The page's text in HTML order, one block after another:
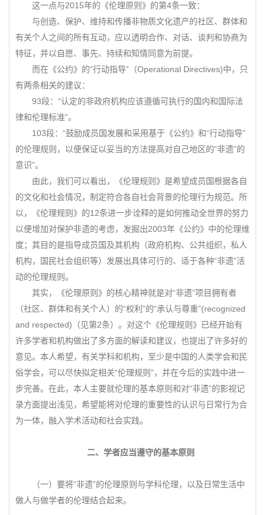
这一点与2015年的《伦理原则》的第4条一致：
与创造、保护、维持和传播非物质文化遗产的社区、群体和
有关个人之间的所有互动，应以透明合作、对话、谈判和协商为
特征，并以自愿、事先、持续和知情同意为前提。
而在《公约》的“行动指导”（Operational Directives)中，只
有两条相关的建议：
93段：“认定的非政府机构应该遵循可执行的国内和国际法
律和伦理标准”。
103段：“鼓励成员国发展和采用基于《公约》和“行动指导”
的伦理规则，以便保证以妥当的方法提高对自己地区的“非遗”的
意识”。
由此，我们可以看出，《伦理规则》是希望成员国根据各自
的文化和社会情况，制定符合各自社会背景的伦理行为规范。所
以，《伦理规则》的12条进一步诠释的是如何推动全世界的努力
以便增加对保护非遗的考虑，发掘出2003年《公约》中的伦理维
度；其目的是指导成员国及其机构（政府机构、公共组织，私人
机构，国民社会组织等）发展出具体可行的、适于各种“非遗”活
动的伦理规则。
其实，《伦理原则》的核心精神就是对“非遗”项目拥有者
（社区、群体和有关个人）的“权利”的“承认与尊重”(recognized
and respected)（见第2条）。对这个《伦理规则》已经开始有
许多学者和机构做出了多方面的解读和建议，也提出了许多好的
意见。本人希望，有关学科和机构，至少是中国的人类学会和民
俗学会，可以尽快拟定相关“伦理规则”，并在今后的实践中进一
步完善。在此，本人主要就伦理的基本原则和对“非遗”的影视记
录方面提出浅见，希望能将对伦理的重要性的认识与日常行为合
为一体，融入学术活动和社会实践。
二、学者应当遵守的基本原则
（一）要将“非遗”的伦理原则与学科伦理，以及日常生活中
做人与做学者的伦理结合起来。